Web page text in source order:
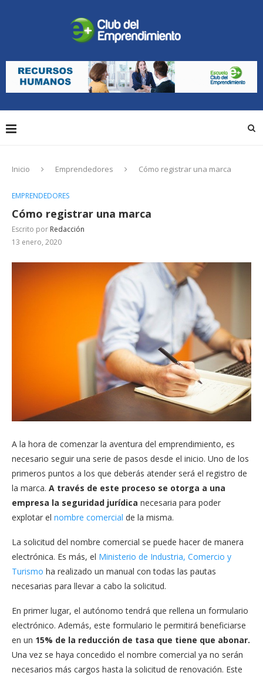
Inicio Emprendedores Cómo registrar una marca
EMPRENDEDORES
Cómo registrar una marca
Escrito por Redacción
13 enero, 2020
A la hora de comenzar la aventura del emprendimiento, es
necesario seguir una serie de pasos desde el inicio. Uno de los
primeros puntos a los que deberás atender será el registro de
la marca. A través de este proceso se otorga a una
empresa la seguridad jurídica necesaria para poder
explotar el nombre comercial de la misma.
La solicitud del nombre comercial se puede hacer de manera
electrónica. Es más, el Ministerio de Industria, Comercio y
Turismo ha realizado un manual con todas las pautas
necesarias para llevar a cabo la solicitud.
En primer lugar, el autónomo tendrá que rellena un formulario
electrónico. Además, este formulario le permitirá beneficiarse
en un 15% de la reducción de tasa que tiene que abonar.
Una vez se haya concedido el nombre comercial ya no serán
necesarios más cargos hasta la solicitud de renovación. Este